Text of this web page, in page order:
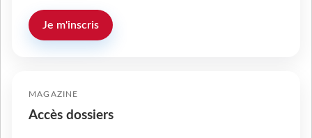
Je m'inscris
MAGAZINE
Accès dossiers